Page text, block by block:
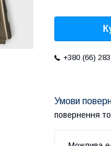
+380 (66)
повернення